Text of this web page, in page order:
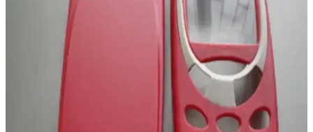
Samsung Galaxy S22 Siyah: Güç ve Estetiğin
Modern Buluşması
Samsung Galaxy S22 Siyah, şık tasarımı, yüksek performansı ve
gelişmiş kameralarıyla günlük kullanım ve tarzınızı yansıtmak için
ideal bir akıllı telefondur.
Samsung B310 ve B310 Dual Sim Tuşlu Telefonların